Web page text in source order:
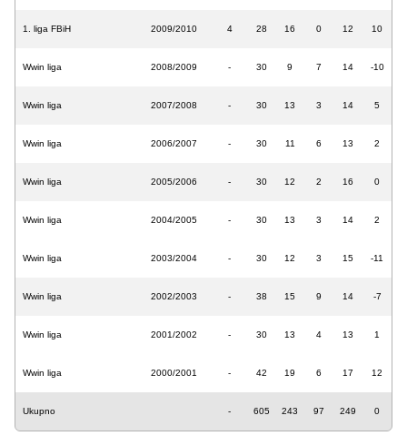
1. liga FBiH 2009/2010 4 28 16 0 12 10
Wwin liga 2008/2009 - 30 9 7 14 -10
Wwin liga 2007/2008 - 30 13 3 14 5
Wwin liga 2006/2007 - 30 11 6 13 2
Wwin liga 2005/2006 - 30 12 2 16 0
Wwin liga 2004/2005 - 30 13 3 14 2
Wwin liga 2003/2004 - 30 12 3 15 -11
Wwin liga 2002/2003 - 38 15 9 14 -7
Wwin liga 2001/2002 - 30 13 4 13 1
Wwin liga 2000/2001 - 42 19 6 17 12
Ukupno - 605 243 97 249 0